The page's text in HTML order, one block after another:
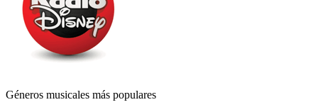
Géneros musicales más populares